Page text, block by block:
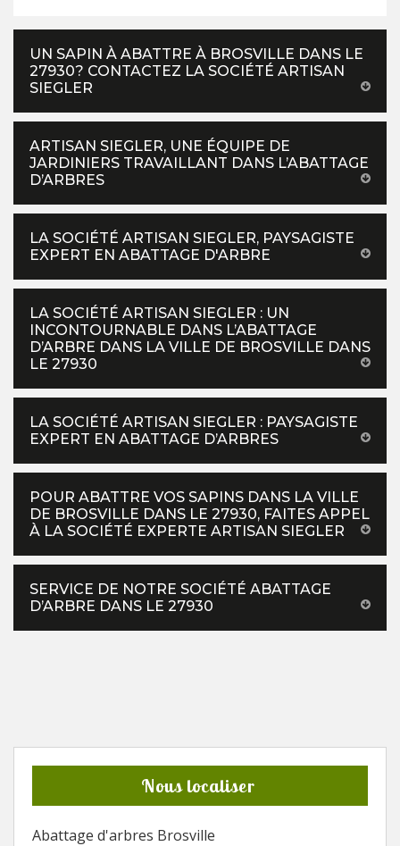
UN SAPIN À ABATTRE À BROSVILLE DANS LE
27930? CONTACTEZ LA SOCIÉTÉ ARTISAN
SIEGLER
ARTISAN SIEGLER, UNE ÉQUIPE DE
JARDINIERS TRAVAILLANT DANS L’ABATTAGE
D’ARBRES
LA SOCIÉTÉ ARTISAN SIEGLER, PAYSAGISTE
EXPERT EN ABATTAGE D'ARBRE
LA SOCIÉTÉ ARTISAN SIEGLER : UN
INCONTOURNABLE DANS L’ABATTAGE
D’ARBRE DANS LA VILLE DE BROSVILLE DANS
LE 27930
LA SOCIÉTÉ ARTISAN SIEGLER : PAYSAGISTE
EXPERT EN ABATTAGE D’ARBRES
POUR ABATTRE VOS SAPINS DANS LA VILLE
DE BROSVILLE DANS LE 27930, FAITES APPEL
À LA SOCIÉTÉ EXPERTE ARTISAN SIEGLER
SERVICE DE NOTRE SOCIÉTÉ ABATTAGE
D’ARBRE DANS LE 27930
Nous localiser
Abattage d'arbres Brosville